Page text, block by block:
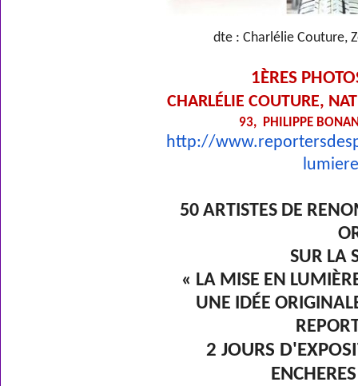
dte : Charlélie Couture,
1ÈRES
CHARLÉLIE COUTURE,
93, PHILIPPE
http://
50 ARTISTES DE
SUR LA
« LA MISE EN
UNE IDÉE
2 JOURS